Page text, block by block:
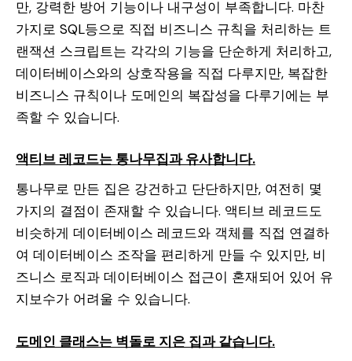
만, 강력한 방어 기능이나 내구성이 부족합니다. 마찬
가지로 SQL등으로 직접 비즈니스 규칙을 처리하는 트
랜잭션 스크립트는 각각의 기능을 단순하게 처리하고,
데이터베이스와의 상호작용을 직접 다루지만, 복잡한
비즈니스 규칙이나 도메인의 복잡성을 다루기에는 부
족할 수 있습니다.
액티브 레코드는 통나무집과 유사합니다.
통나무로 만든 집은 강건하고 단단하지만, 여전히 몇
가지의 결점이 존재할 수 있습니다. 액티브 레코드도
비슷하게 데이터베이스 레코드와 객체를 직접 연결하
여 데이터베이스 조작을 편리하게 만들 수 있지만, 비
즈니스 로직과 데이터베이스 접근이 혼재되어 있어 유
지보수가 어려울 수 있습니다.
도메인 클래스는 벽돌로 지은 집과 같습니다.